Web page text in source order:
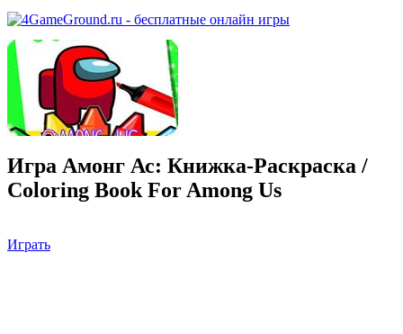
Игра Амонг Ас: Книжка-Раскраска /
Coloring Book For Among Us
Играть